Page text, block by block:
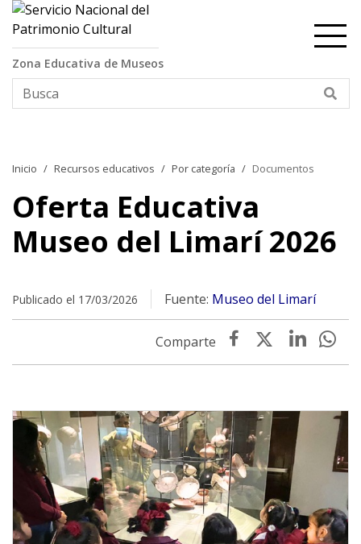
Contenido principal
Zona Educativa de Museos
Inicio Recursos educativos Por categoría Documentos
Oferta Educativa
Museo del Limarí 2026
Publicado el 17/03/2026 Fuente: Museo del Limarí